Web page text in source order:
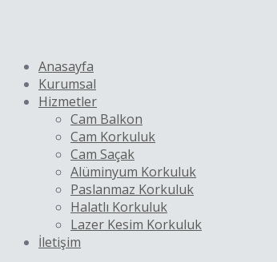
Anasayfa
Kurumsal
Hizmetler
Cam Balkon
Cam Korkuluk
Cam Saçak
Alüminyum Korkuluk
Paslanmaz Korkuluk
Halatlı Korkuluk
Lazer Kesim Korkuluk
İletişim